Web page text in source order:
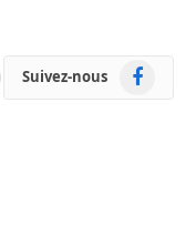
Suivez-nous Facebook